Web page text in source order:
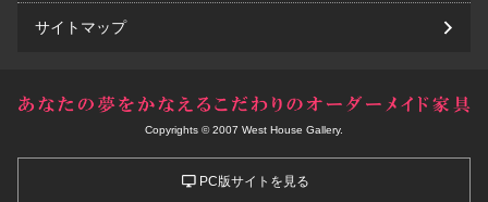
サイトマップ
Copyrights © 2007 West House Gallery.
PC版サイトを見る